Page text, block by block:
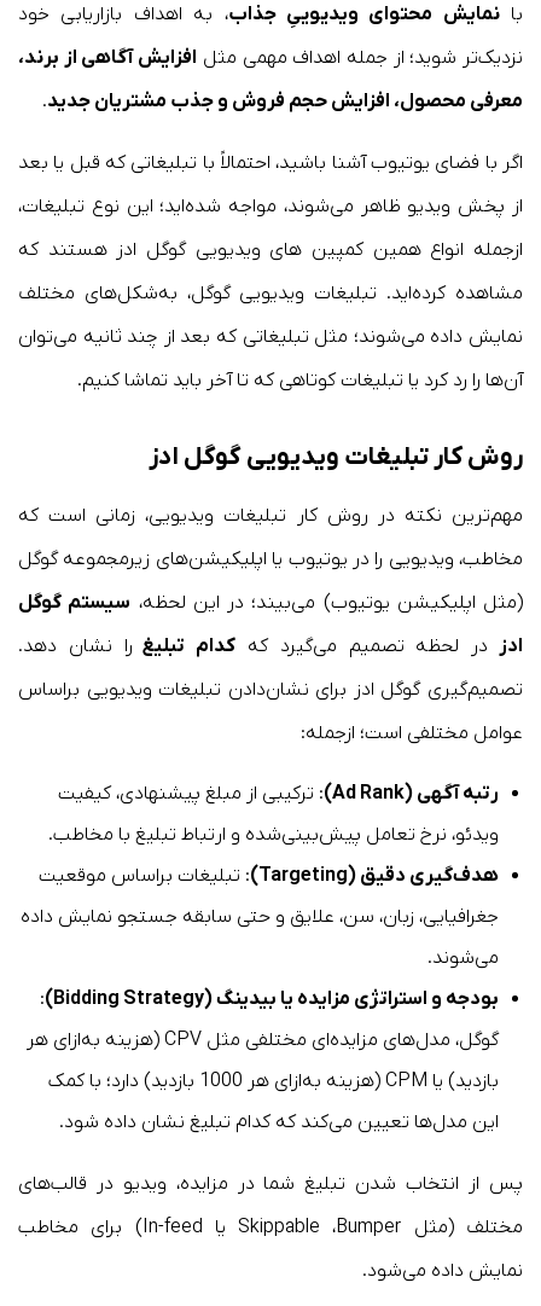
بانمایش محتوای ویدیوییِ جذاب، به اهداف بازاریابی خود
نزدیک‌تر شوید؛ از جمله اهداف مهمی مثل افزایش آگاهی از برند،
معرفی محصول، افزایش حجم فروش و جذب مشتریان جدید.
اگر با فضای یوتیوب آشنا باشید، احتمالاً با تبلیغاتی که قبل یا بعد
از پخش ویدیو ظاهر می‌شوند، مواجه شده‌اید؛ این نوع تبلیغات،
ازجمله انواع همین کمپین های ویدیویی گوگل ادز هستند که
مشاهده کرده‌اید. تبلیغات ویدیویی گوگل، به‌شکل‌های مختلف
نمایش داده می‌شوند؛ مثل تبلیغاتی که بعد از چند ثانیه می‌توان
آن‌ها را رد کرد یا تبلیغات کوتاهی که تا آخر باید تماشا کنیم.
روش کار تبلیغات ویدیویی گوگل ادز
مهم‌ترین نکته در روش کار تبلیغات ویدیویی، زمانی است که
مخاطب، ویدیویی را در یوتیوب یا اپلیکیشن‌های زیرمجموعه گوگل
(مثل اپلیکیشن یوتیوب) می‌بیند؛ در این لحظه، سیستم گوگل
ادز در لحظه تصمیم می‌گیرد که کدام تبلیغ را نشان دهد.
تصمیم‌گیری گوگل ادز برای نشان‌‎دادن تبلیغات ویدیویی براساس
عوامل مختلفی است؛ ازجمله:
رتبه آگهی (Ad Rank)
: ترکیبی از مبلغ پیشنهادی، کیفیت
ویدئو، نرخ تعامل پیش‌بینی‌شده و ارتباط تبلیغ با مخاطب.
هدف‌گیری دقیق (Targeting)
: تبلیغات براساس موقعیت
جغرافیایی، زبان، سن، علایق و حتی سابقه جستجو نمایش داده
می‌شوند.
بودجه و استراتژی مزایده یا بیدینگ (Bidding Strategy)
:
گوگل، مدل‌های مزایده‌ای مختلفی مثل CPV (هزینه به‌ازای هر
بازدید) یا CPM (هزینه به‌ازای هر 1000 بازدید) دارد؛ با کمک
این مدل‌ها تعیین می‌کند که کدام تبلیغ نشان داده شود.
پس از انتخاب شدن تبلیغ شما در مزایده، ویدیو در قالب‌های
مختلف (مثل Skippable ،Bumper یا In-feed) برای مخاطب
نمایش داده می‌شود.